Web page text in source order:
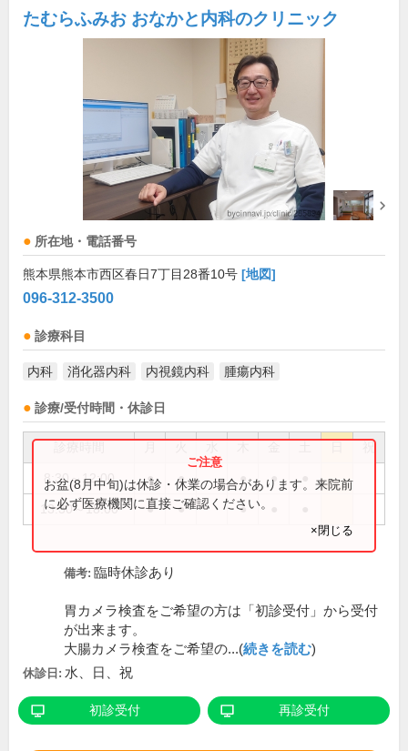
たむらふみお おなかと内科のクリニック
所在地・電話番号
熊本県熊本市西区春日7丁目28番10号 [地図]
096-312-3500
診療科目
内科 消化器内科 内視鏡内科 腫瘍内科
診療/受付時間・休診日
祝
8:30～12:00 ● ● ● ●
13:30～18:00 ● ● ●
お盆(8月中旬)は休診・休業の場合があります。来院前
に必ず医療機関に直接ご確認ください。
×閉じる
備考: 臨時休診あり
胃カメラ検査をご希望の方は「初診受付」から受付
が出来ます。
大腸カメラ検査をご希望の...(続きを読む)
休診日: 水、日、祝
初診受付 再診受付